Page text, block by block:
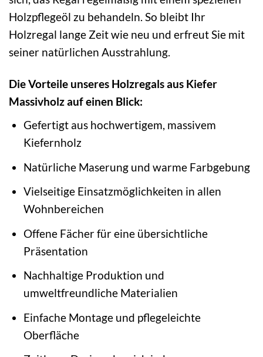
Holzpflegeöl zu behandeln. So bleibt Ihr
Holzregal lange Zeit wie neu und erfreut Sie mit
seiner natürlichen Ausstrahlung.
Die Vorteile unseres Holzregals aus Kiefer
Massivholz auf einen Blick:
Gefertigt aus hochwertigem, massivem
Kiefernholz
Natürliche Maserung und warme Farbgebung
Vielseitige Einsatzmöglichkeiten in allen
Wohnbereichen
Offene Fächer für eine übersichtliche
Präsentation
Nachhaltige Produktion und
umweltfreundliche Materialien
Einfache Montage und pflegeleichte
Oberfläche